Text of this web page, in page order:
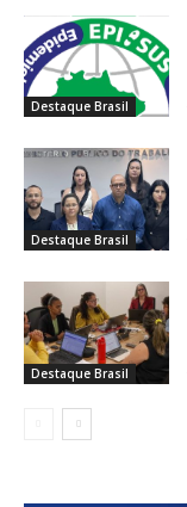
Destaque Brasil
Destaque Brasil
Destaque Brasil